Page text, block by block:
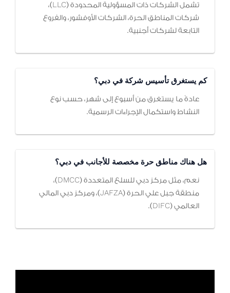
تشمل الشركات ذات المسؤولية المحدودة (LLC)،
شركات المناطق الحرة، الشركات الأوفشور، والفروع
التابعة لشركات أجنبية.
كم يستغرق تأسيس شركة في دبي؟
عادةً ما يستغرق من أسبوع إلى شهر، حسب نوع
النشاط واستكمال الإجراءات الرسمية.
هل هناك مناطق حرة مخصصة للأجانب في دبي؟
نعم، مثل مركز دبي للسلع المتعددة (DMCC)،
منطقة جبل علي الحرة (JAFZA)، ومركز دبي المالي
العالمي (DIFC).